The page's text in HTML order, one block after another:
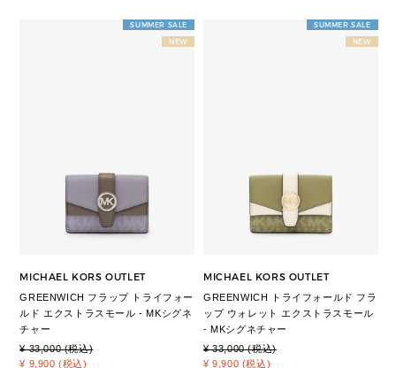
SUMMER SALE
NEW
MICHAEL KORS OUTLET
GREENWICH フラップ トライフォー
ルド エクストラスモール - MKシグネ
チャー
¥ 33,000 (税込)
¥ 9,900 (税込)
SUMMER SALE
NEW
MICHAEL KORS OUTLET
GREENWICH トライフォールド フラ
ップ ウォレット エクストラスモール
- MKシグネチャー
¥ 33,000 (税込)
¥ 9,900 (税込)